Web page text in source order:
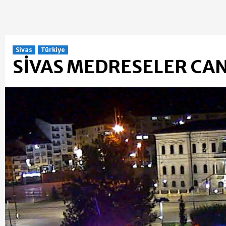
Sivas Türkiye
SİVAS MEDRESELER